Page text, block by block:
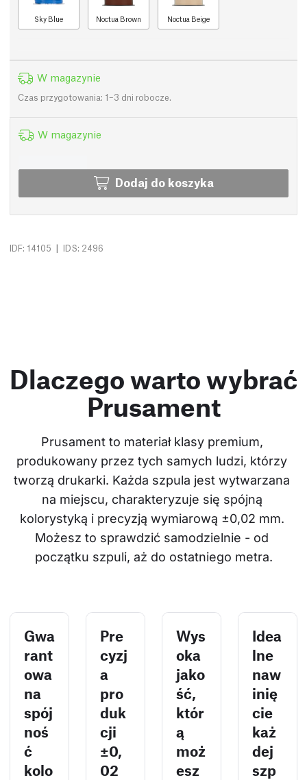
Sky Blue Noctua Brown Noctua Beige
W magazynie
Czas przygotowania: 1–3 dni robocze.
W magazynie
Dodaj do koszyka
IDF: 14105 | IDS: 2496
Dlaczego warto wybrać
Prusament
Prusament to materiał klasy premium,
produkowany przez tych samych ludzi, którzy
tworzą drukarki. Każda szpula jest wytwarzana
na miejscu, charakteryzuje się spójną
kolorystyką i precyzją wymiarową ±0,02 mm.
Możesz to sprawdzić samodzielnie - od
początku szpuli, aż do ostatniego metra.
Gwa
rant
owa
na
spój
noś
ć
kolo
Pre
cyzj
a
pro
duk
cji
±0,
02
Wys
oka
jako
ść,
któr
ą
moż
esz
Idea
lne
naw
inię
cie
każ
dej
szp